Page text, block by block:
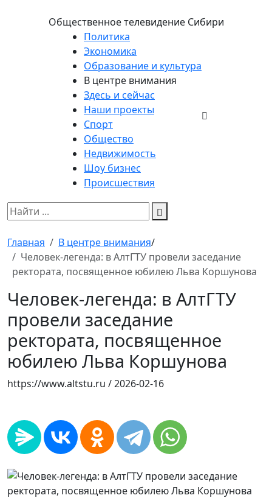
Общественное телевидение Сибири
Политика
Экономика
Образование и культура
В центре внимания
Здесь и сейчас
Наши проекты
Спорт
Общество
Недвижимость
Шоу бизнес
Происшествия
Главная В центре внимания/
Человек-легенда: в АлтГТУ провели заседание
ректората, посвященное юбилею Льва Коршунова
Человек-легенда: в АлтГТУ
провели заседание
ректората, посвященное
юбилею Льва Коршунова
https://www.altstu.ru /2026-02-16